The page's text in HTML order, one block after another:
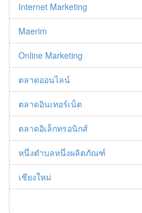
Internet Marketing
Maerim
Online Marketing
ตลาดออนไลน์
ตลาดอินเทอร์เน็ต
ตลาดอิเล็กทรอนิกส์
หนึ่งตำบลหนึ่งผลิตภัณฑ์
เชียงใหม่